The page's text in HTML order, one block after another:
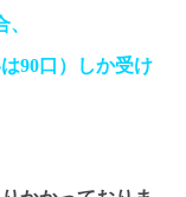
90口）しか受け